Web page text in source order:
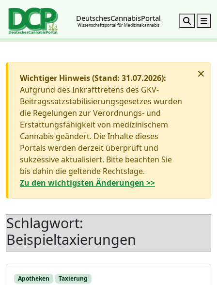
DeutschesCannabisPortal
Wissenschaftsportal für Medizinalcannabis Search
×
Wichtiger Hinweis (Stand: 31.07.2026):
Aufgrund des Inkrafttretens des GKV-
Beitragssatzstabilisierungsgesetzes wurden
die Regelungen zur Verordnungs- und
Erstattungsfähigkeit von medizinischem
Cannabis geändert. Die Inhalte dieses
Portals werden derzeit überprüft und
sukzessive aktualisiert. Bitte beachten Sie
bis dahin die geltende Rechtslage.
Zu den wichtigsten Änderungen >>
Schlagwort:
Beispieltaxierungen
Apotheken Taxierung